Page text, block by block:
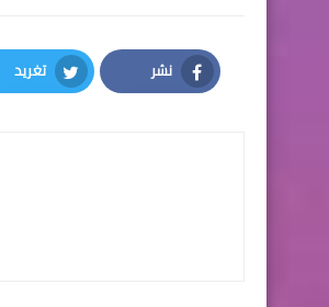
نشر
Facebook
تغريد
Twitter